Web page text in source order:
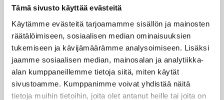
Tämä sivusto käyttää evästeitä
Käytämme evästeitä tarjoamamme sisällön ja mainosten
räätälöimiseen, sosiaalisen median ominaisuuksien
tukemiseen ja kävijämäärämme analysoimiseen. Lisäksi
jaamme sosiaalisen median, mainosalan ja analytiikka-
alan kumppaneillemme tietoja siitä, miten käytät
sivustoamme. Kumppanimme voivat yhdistää näitä
tietoja muihin tietoihin, joita olet antanut heille tai joita on
Liettualaiset mittasivat 16-
vuotiaiden kunnon
Suomen 16-vuotiaiden poikien maajoukkue
isännöi keskiviikkona liettualaisen Sarunas
Marciulioniksen urheilukoulun joukkueita.
Liettualaiset ikätoverit osoittautuivat